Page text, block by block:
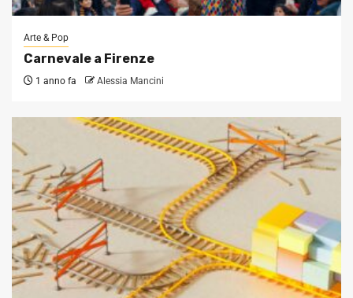
Arte & Pop
Carnevale a Firenze
1 anno fa Alessia Mancini